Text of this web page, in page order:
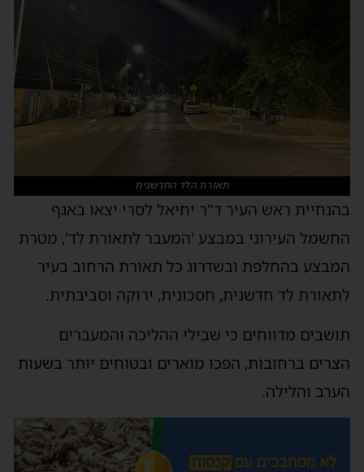
תאורת הלד החדשנית
בהנחיית ראש העיר ד"ר יחיאל לסרי יצאו באגף
החשמל העירוני במבצע 'המעבר לתאורת לד', מטרת
המבצע בהחלפת ובשדרוג כל תאורת הרחוב בעיר
לתאורת לד חדשנית, חסכונית, ירוקה וסביבתית.
תושבים מדווחים כי שבילי ההליכה והמעברים
הצרים ברחובות, הפכו מוארים ובטוחים יותר בשעות
הערב והלילה.